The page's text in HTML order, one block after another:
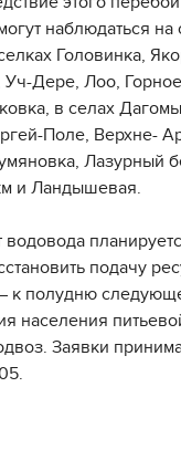
наблюдаться
Головинка,
Уч-Дере, Лоо,
в селах
Поле, Верхне-
Лазурный
и Ландышевая.
подачу
к полудню
населения
Заявки